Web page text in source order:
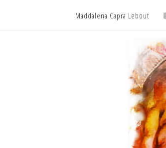
Maddalena Capra Lebout